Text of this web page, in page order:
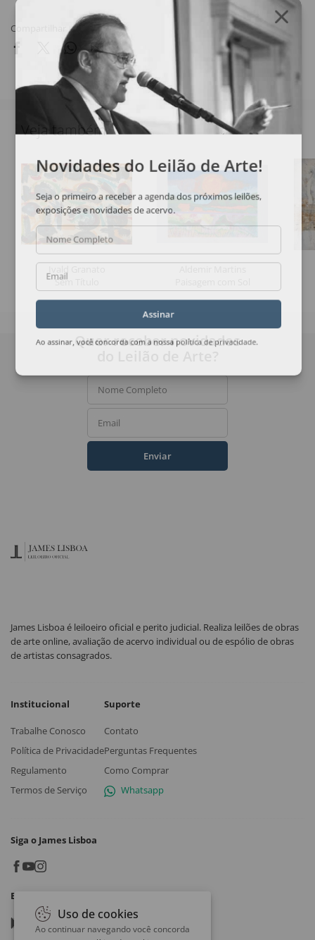
Compartilhar
Veja também
Sem Título
Novidades do Leilão de Arte!
Seja o primeiro a receber a agenda dos próximos leilões,
exposições e novidades de acervo.
Nome Completo
Email
Assinar
Ao assinar, você concorda com a nossa política de privacidade
Quer receber novidades
Nome Completo
Email
Enviar
James Lisboa é leiloeiro oficial e perito judicial. Realiza leilões de obras
de arte online, avaliação de acervo individual ou de espólio de obras
de artistas consagrados.
Institucional
Trabalhe Conosco
Política de Privacidade
Regulamento
Termos de Serviço
Suporte
Contato
Perguntas Frequentes
Como Comprar
Whatsapp
Siga o James Lisboa
Baixe o App
Google play
Uso de cookies
Ao continuar navegando você concorda